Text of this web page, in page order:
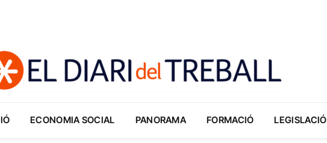
ECONOMIA SOCIAL PANORAMA FORMACIÓ LEGISLACIÓ